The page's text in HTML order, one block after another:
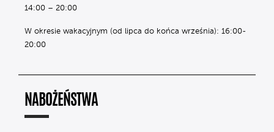
14:00 – 20:00
W okresie wakacyjnym (od lipca do końca września): 16:00-
20:00
NABOŻEŃSTWA